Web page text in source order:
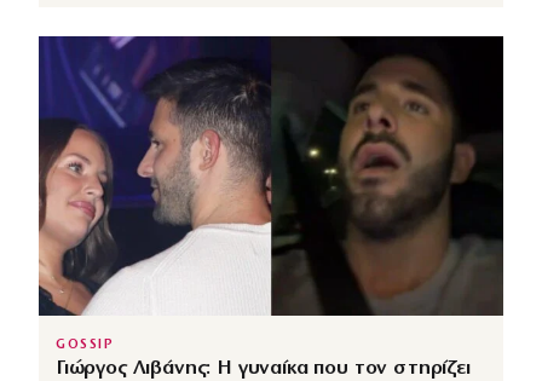
GOSSIP
Γιώργος Λιβάνης: Η γυναίκα που τον στηρίζει